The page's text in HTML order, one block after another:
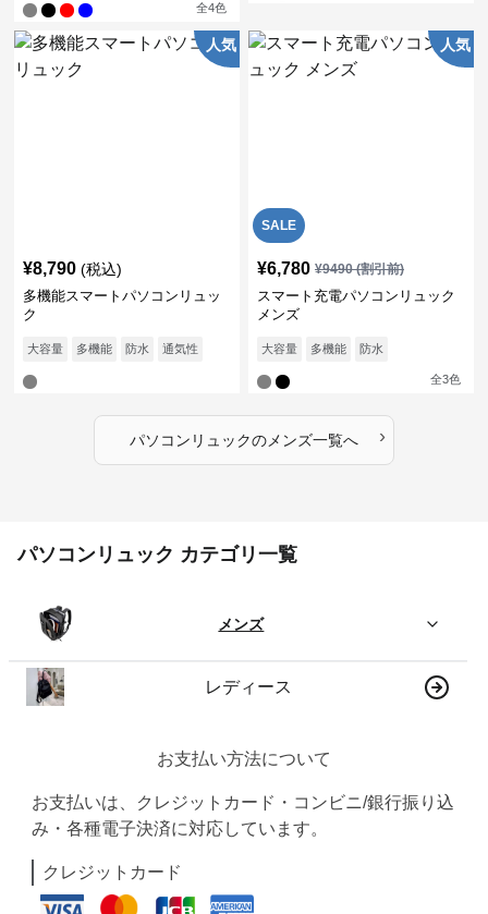
全4色
人気
¥8,790 (税込)
多機能スマートパソコンリュッ
ク
大容量 多機能 防水 通気性
SALE
人気
¥6,780 ¥9490(割引前)
スマート充電パソコンリュック
メンズ
大容量 多機能 防水
全3色
パソコンリュックのメンズ一覧へ ›
パソコンリュック カテゴリ一覧
メンズ
レディース
お支払い方法について
お支払いは、クレジットカード・コンビニ/銀行振り込
み・各種電子決済に対応しています。
クレジットカード